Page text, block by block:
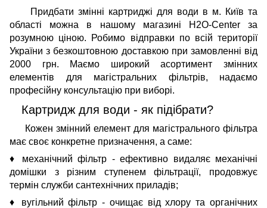
Придбати змінні картриджі для води в м. Київ та
області можна в нашому магазині H2O-Center за
розумною ціною. Робимо відправки по всій території
України з безкоштовною доставкою при замовленні від
2000 грн. Маємо широкий асортимент змінних
елементів для магістральних фільтрів, надаємо
професійну консультацію при виборі.
Картридж для води - як підібрати?
Кожен змінний елемент для магістрального фільтра
має своє конкретне призначення, а саме:
♦ механічний фільтр - ефективно видаляє механічні
домішки з різним ступенем фільтрації, продовжує
термін служби сантехнічних приладів;
♦ вугільний фільтр - очищає від хлору та органічних